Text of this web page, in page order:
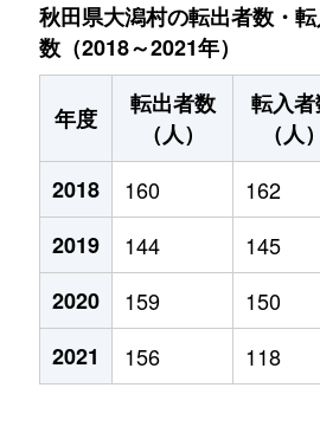
秋田県大潟村の転出者数・
数（2018～2021年）
年度
転出者数
（人）
転入
（人）
2018
160 162
2019
144 145
2020
159 150
2021
156 118